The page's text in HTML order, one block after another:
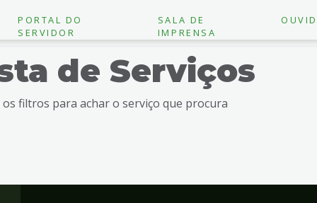
PORTAL DO
SERVIDOR
SALA DE
IMPRENSA
de Serviços
os filtros para achar o serviço que procura